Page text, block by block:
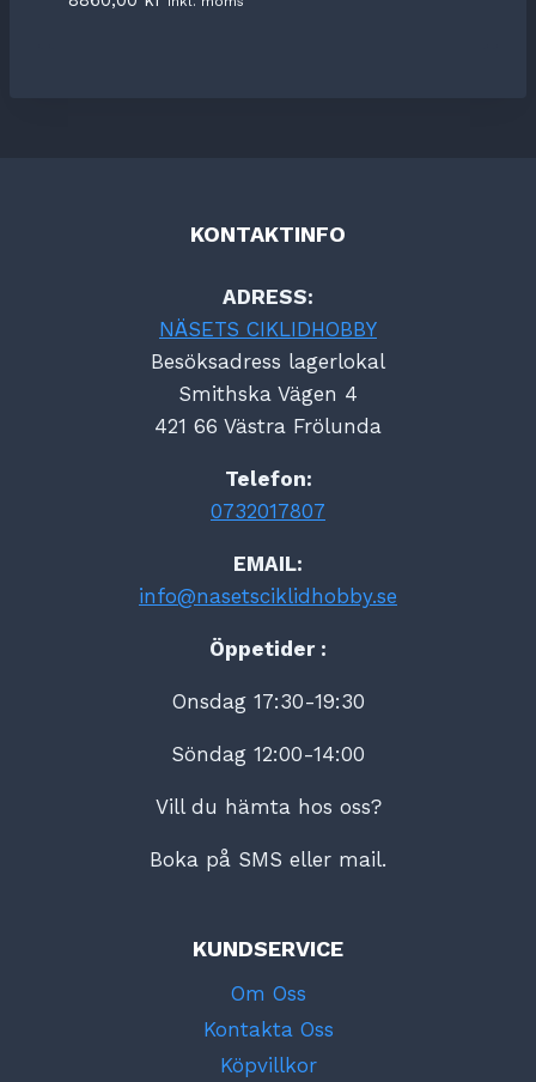
KONTAKTINFO
ADRESS:
NÄSETS CIKLIDHOBBY
Besöksadress lagerlokal
Smithska Vägen 4
421 66 Västra Frölunda
Telefon:
0732017807
EMAIL:
info@nasetsciklidhobby.se
Öppetider :
Onsdag 17:30-19:30
Söndag 12:00-14:00
Vill du hämta hos oss?
Boka på SMS eller mail.
KUNDSERVICE
Om Oss
Kontakta Oss
Köpvillkor